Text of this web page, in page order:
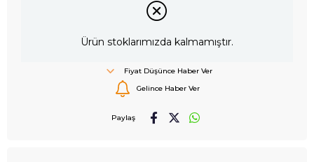
Ürün stoklarımızda kalmamıştır.
Fiyat Düşünce Haber Ver
Gelince Haber Ver
Paylaş